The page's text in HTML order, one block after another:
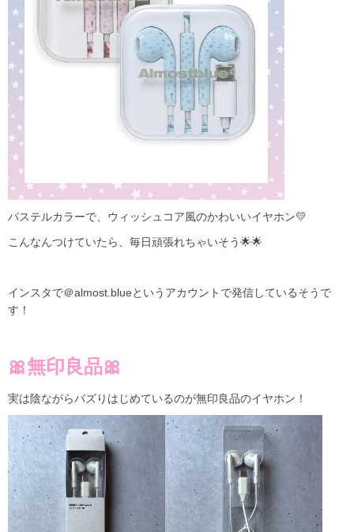
パステルカラーで、ウィッシュコア風のかわいいイヤホン💛
こんなんつけていたら、毎日頑張れちゃいそう🌟🌟
インスタで＠almost.blueというアカウントで発信しているそうで
す！
🎀無印良品🎀
実は陰ながらバズりはじめているのが無印良品のイヤホン！